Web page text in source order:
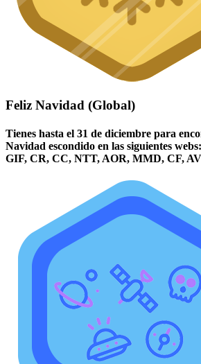
Feliz Navidad (Global)
Tienes hasta el 31 de diciembre para
Navidad escondido en las siguientes
GIF, CR, CC, NTT, AOR, MMD, CF,